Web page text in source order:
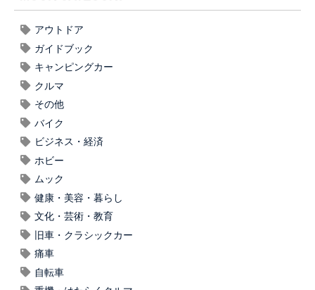
アウトドア
ガイドブック
キャンピングカー
クルマ
その他
バイク
ビジネス・経済
ホビー
ムック
健康・美容・暮らし
文化・芸術・教育
旧車・クラシックカー
痛車
自転車